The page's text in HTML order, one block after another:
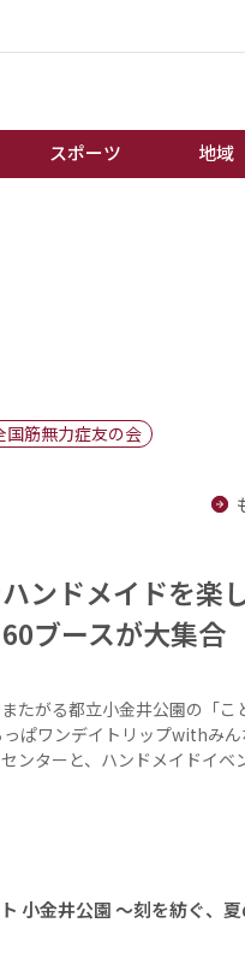
スポーツ 地域
棋王戦
国筋無力症友の会
ンドメイドを楽
ブースが大集合
たがる都立小金井公園の「こ
ぱワンデイトリップwithみ
ンターと、ハンドメイドイ
小金井公園 ～刻を紡ぐ、